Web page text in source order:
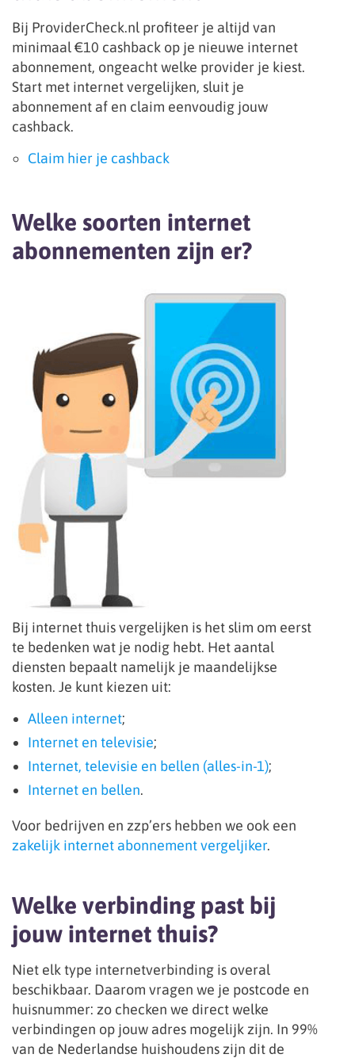
Bij ProviderCheck.nl profiteer je altijd van
minimaal €10 cashback op je nieuwe internet
abonnement, ongeacht welke provider je kiest.
Start met internet vergelijken, sluit je
abonnement af en claim eenvoudig jouw
cashback.
Claim hier je cashback
Welke soorten internet
abonnementen zijn er?
Bij internet thuis vergelijken is het slim om eerst
te bedenken wat je nodig hebt. Het aantal
diensten bepaalt namelijk je maandelijkse
kosten. Je kunt kiezen uit:
Alleen internet;
Internet en televisie;
Internet, televisie en bellen (alles-in-1);
Internet en bellen.
Voor bedrijven en zzp’ers hebben we ook een
zakelijk internet abonnement vergeljiker.
Welke verbinding past bij
jouw internet thuis?
Niet elk type internetverbinding is overal
beschikbaar. Daarom vragen we je postcode en
huisnummer: zo checken we direct welke
verbindingen op jouw adres mogelijk zijn. In 99%
van de Nederlandse huishoudens zijn dit de